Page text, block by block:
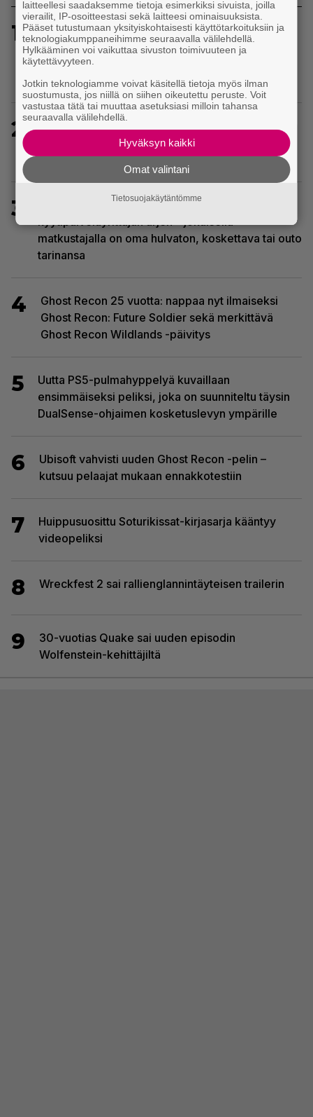
1
Sony on keskustellut jälleenmyyjien kanssa
levyttömyyteen siirtymisestä – Yhdysvalloissa
pelejä myydään latauskoodin sisältävissä
koteloissa
2
valmistuksen lopettamisesta nousseen kritiikin –
aikoo silti pysyä suunnitelmassaan
3
Tulevassa ajopelissä voi kokea
kyytipalveluyrittäjän arjen – jokaisella
matkustajalla on oma hulvaton, koskettava tai outo
tarinansa
4
Ghost Recon 25 vuotta: nappaa nyt ilmaiseksi
Ghost Recon: Future Soldier sekä merkittävä
Ghost Recon Wildlands -päivitys
5
Uutta PS5-pulmahyppelyä kuvaillaan
ensimmäiseksi peliksi, joka on suunniteltu täysin
DualSense-ohjaimen kosketuslevyn ympärille
6
Ubisoft vahvisti uuden Ghost Recon -pelin –
kutsuu pelaajat mukaan ennakkotestiin
7
Huippusuosittu Soturikissat-kirjasarja kääntyy
videopeliksi
8 Wreckfest 2 sai rallienglannintäyteisen trailerin
9
30-vuotias Quake sai uuden episodin
Wolfenstein-kehittäjiltä
laitteellesi saadaksemme tietoja esimerkiksi sivuista, joilla
vierailit, IP-osoitteestasi sekä laitteesi ominaisuuksista.
Pääset tutustumaan yksityiskohtaisesti käyttötarkoituksiin ja
teknologiakumppaneihimme seuraavalla välilehdellä.
Hylkääminen voi vaikuttaa sivuston toimivuuteen ja
käytettävyyteen.
Jotkin teknologiamme voivat käsitellä tietoja myös ilman
suostumusta, jos niillä on siihen oikeutettu peruste. Voit
vastustaa tätä tai muuttaa asetuksiasi milloin tahansa
seuraavalla välilehdellä.
Hyväksyn kaikki
Omat valintani
Tietosuojakäytäntömme